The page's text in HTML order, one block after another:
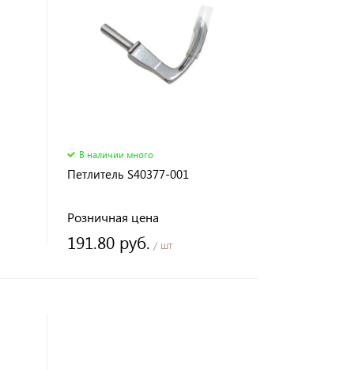
В наличии много
Петлитель S40377-001
Розничная цена
191.80 руб. / шт